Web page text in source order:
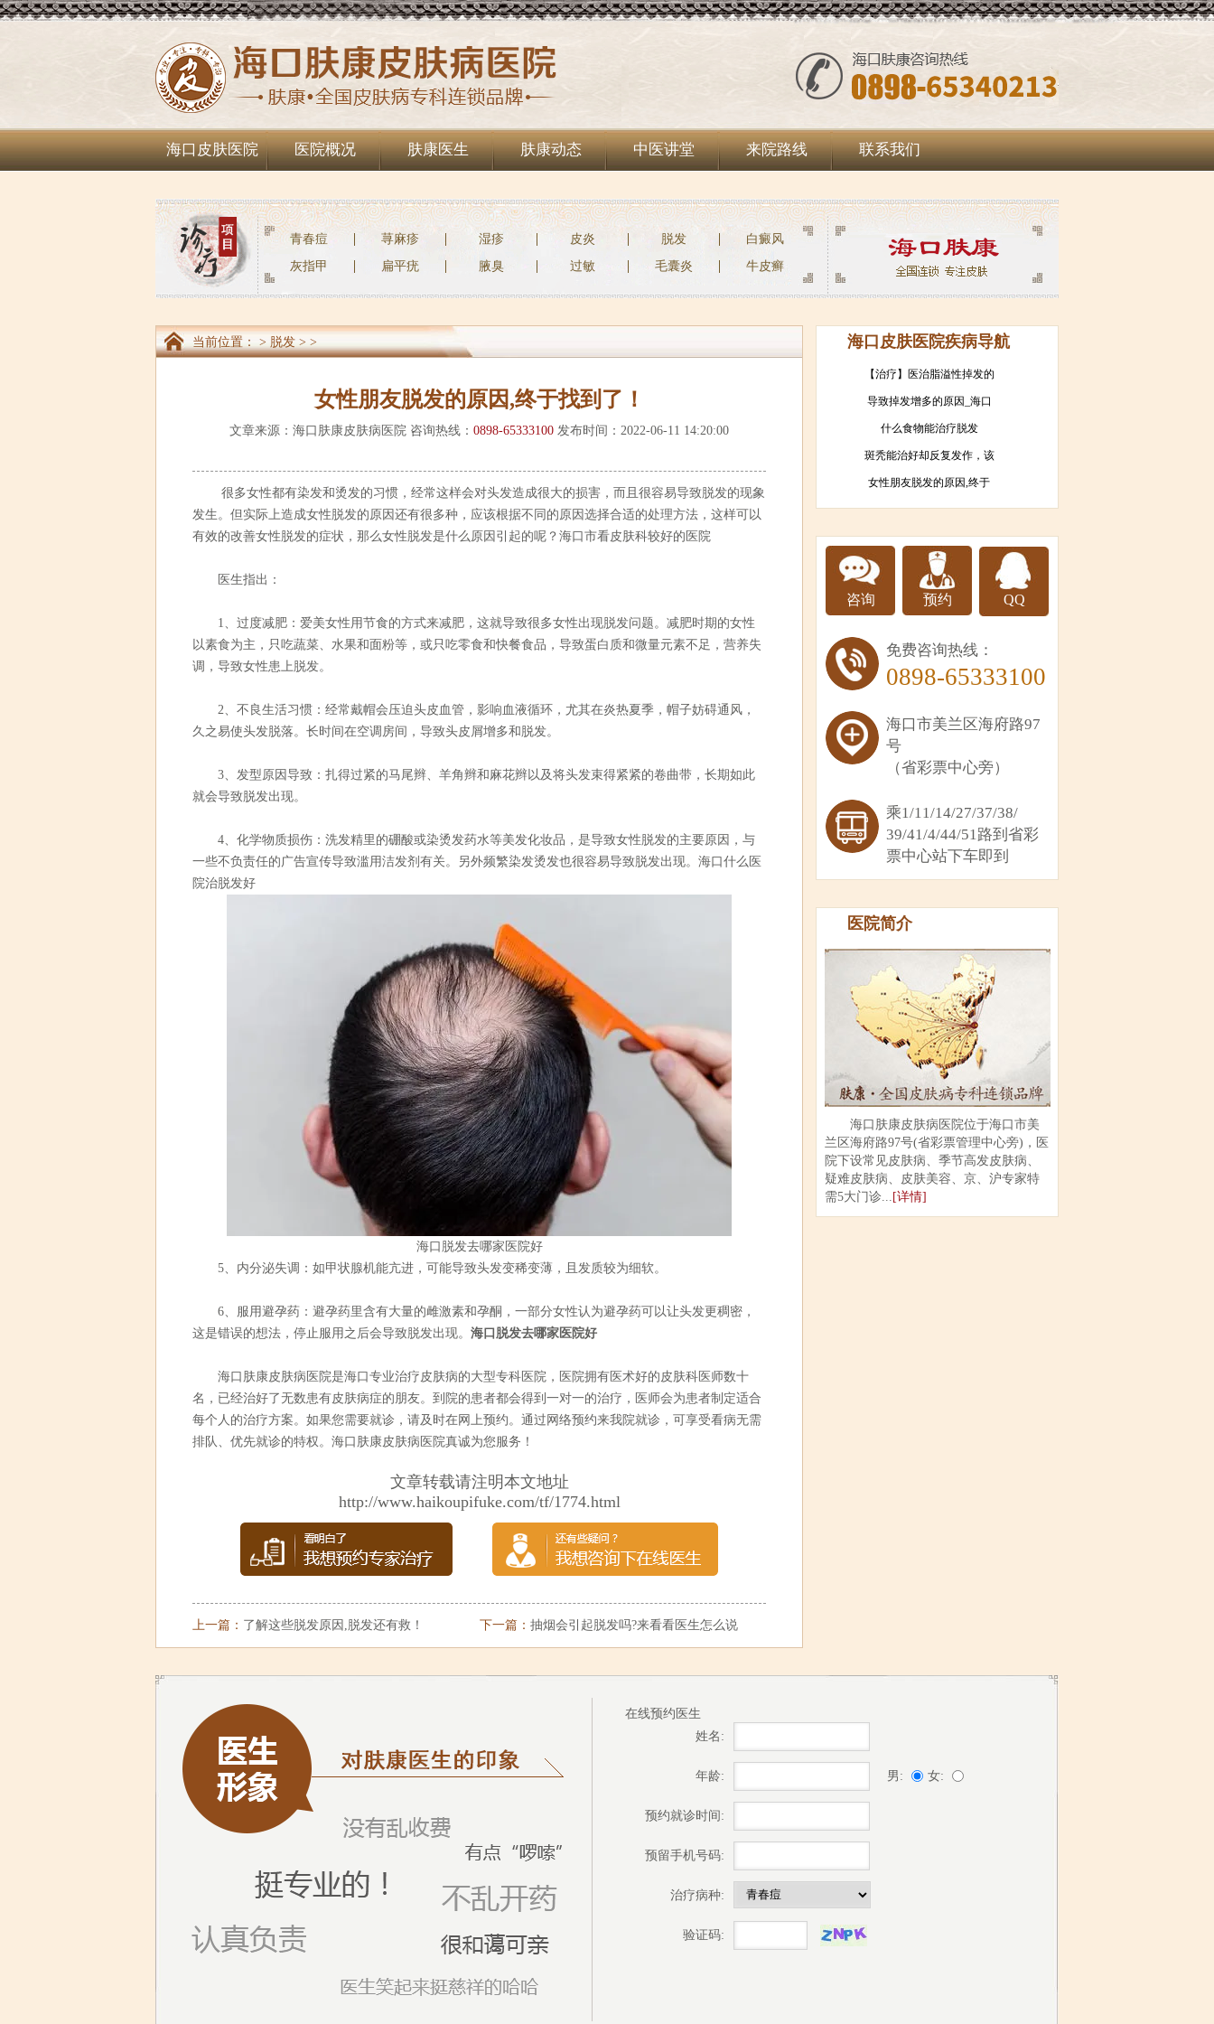
海口皮肤医院 医院概况 肤康医生 肤康动态 中医讲堂 来院路线 联系我们
青春痘 荨麻疹 湿疹 皮炎 脱发
白癜风
灰指甲
扁平疣 腋臭 过敏 毛囊炎 牛皮癣
当前位置： > 脱发 > >
女性朋友脱发的原因,终于找到了！
文章来源：海口肤康皮肤病医院 咨询热线： 0898-65333100 发布时间：2022-06-11 14:20:00
很多女性都有染发和烫发的习惯，经常这样会对头发造成很大的损害，而且很容易导致脱发的现象
发生。但实际上造成女性脱发的原因还有很多种，应该根据不同的原因选择合适的处理方法，这样可以
有效的改善女性脱发的症状，那么女性脱发是什么原因引起的呢？海口市看皮肤科较好的医院
医生指出：
1、过度减肥：爱美女性用节食的方式来减肥，这就导致很多女性出现脱发问题。减肥时期的女性
以素食为主，只吃蔬菜、水果和面粉等，或只吃零食和快餐食品，导致蛋白质和微量元素不足，营养失
调，导致女性患上脱发。
2、不良生活习惯：经常戴帽会压迫头皮血管，影响血液循环，尤其在炎热夏季，帽子妨碍通风，
久之易使头发脱落。长时间在空调房间，导致头皮屑增多和脱发。
3、发型原因导致：扎得过紧的马尾辫、羊角辫和麻花辫以及将头发束得紧紧的卷曲带，长期如此
就会导致脱发出现。
4、化学物质损伤：洗发精里的硼酸或染烫发药水等美发化妆品，是导致女性脱发的主要原因，与
一些不负责任的广告宣传导致滥用洁发剂有关。另外频繁染发烫发也很容易导致脱发出现。海口什么医
院治脱发好
海口脱发去哪家医院好
5、内分泌失调：如甲状腺机能亢进，可能导致头发变稀变薄，且发质较为细软。
6、服用避孕药：避孕药里含有大量的雌激素和孕酮，一部分女性认为避孕药可以让头发更稠密，
这是错误的想法，停止服用之后会导致脱发出现。 海口脱发去哪家医院好
海口肤康皮肤病医院是海口专业治疗皮肤病的大型专科医院，医院拥有医术好的皮肤科医师数十
名，已经治好了无数患有皮肤病症的朋友。到院的患者都会得到一对一的治疗，医师会为患者制定适合
每个人的治疗方案。如果您需要就诊，请及时在网上预约。通过网络预约来我院就诊，可享受看病无需
排队、优先就诊的特权。海口肤康皮肤病医院真诚为您服务！
文章转载请注明本文地址
http://www.haikoupifuke.com/tf/1774.html
上一篇： 了解这些脱发原因,脱发还有救！ 下一篇： 抽烟会引起脱发吗?来看看医生怎么说
海口皮肤医院疾病导航
【治疗】医治脂溢性掉发的
导致掉发增多的原因_海口
什么食物能治疗脱发
斑秃能治好却反复发作，该
女性朋友脱发的原因,终于
咨询 预约 QQ
免费咨询热线：
0898-65333100
海口市美兰区海府路97
号
（省彩票中心旁）
乘1/11/14/27/37/38/
39/41/4/44/51路到省彩
票中心站下车即到
医院简介
海口肤康皮肤病医院位于海口市美
兰区海府路97号(省彩票管理中心旁)，医
院下设常见皮肤病、季节高发皮肤病、
疑难皮肤病、皮肤美容、京、沪专家特
需5大门诊... [详情]
在线预约医生
姓名:
年龄: 男: 女:
预约就诊时间:
预留手机号码:
治疗病种:
验证码: